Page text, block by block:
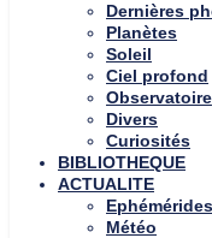
Dernières
Planètes
Soleil
Ciel profond
Observatoire
Divers
Curiosités
BIBLIOTHEQUE
ACTUALITE
Ephémérides
Météo